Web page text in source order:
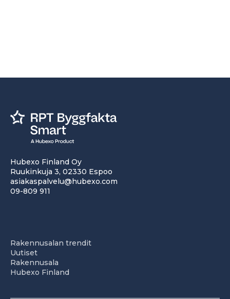
Hubexo Finland Oy
Ruukinkuja 3, 02330 Espoo
asiakaspalvelu@hubexo.com
09-809 911
Rakennusalan trendit
Uutiset
Rakennusala
Hubexo Finland